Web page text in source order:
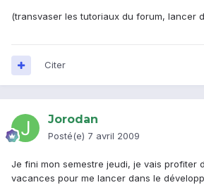
(transvaser les tutoriaux du forum, lancer
Citer
Jorodan
Posté(e) 7 avril 2009
Je fini mon semestre jeudi, je vais profiter
vacances pour me lancer dans le